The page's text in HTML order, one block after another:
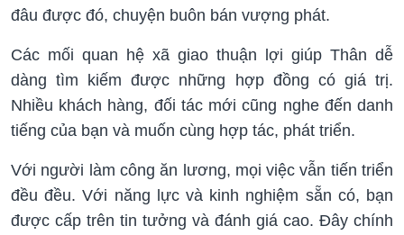
đâu được đó, chuyện buôn bán vượng phát.
Các mối quan hệ xã giao thuận lợi giúp Thân dễ
dàng tìm kiếm được những hợp đồng có giá trị.
Nhiều khách hàng, đối tác mới cũng nghe đến danh
tiếng của bạn và muốn cùng hợp tác, phát triển.
Với người làm công ăn lương, mọi việc vẫn tiến triển
đều đều. Với năng lực và kinh nghiệm sẵn có, bạn
được cấp trên tin tưởng và đánh giá cao. Đây chính